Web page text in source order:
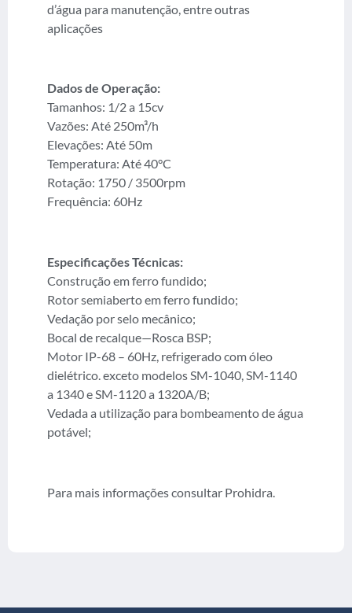
d’água para manutenção, entre outras
aplicações
Dados de Operação:
Tamanhos: 1/2 a 15cv
Vazões: Até 250m³/h
Elevações: Até 50m
Temperatura: Até 40°C
Rotação: 1750 / 3500rpm
Frequência: 60Hz
Especificações Técnicas:
Construção em ferro fundido;
Rotor semiaberto em ferro fundido;
Vedação por selo mecânico;
Bocal de recalque—Rosca BSP;
Motor IP-68 – 60Hz, refrigerado com óleo
dielétrico. exceto modelos SM-1040, SM-1140
a 1340 e SM-1120 a 1320A/B;
Vedada a utilização para bombeamento de água
potável;
Para mais informações consultar Prohidra.